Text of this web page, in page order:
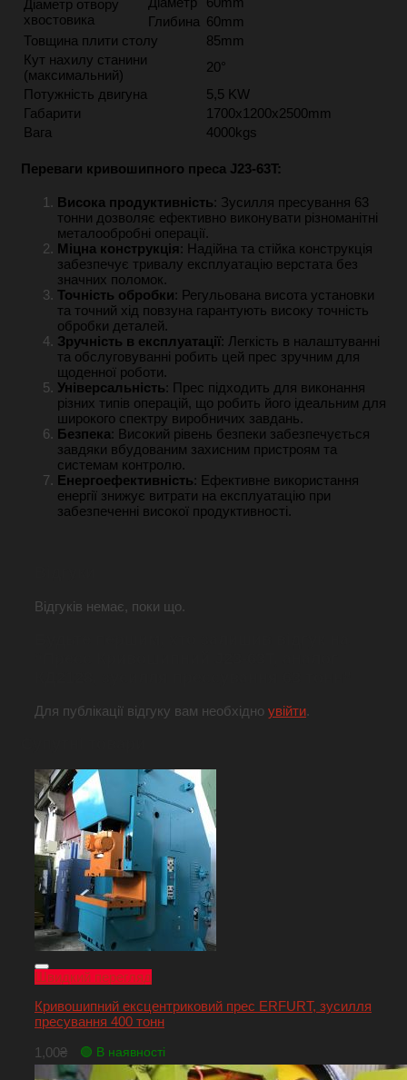
Діаметр отвору
хвостовика
Глибина 60mm
Товщина плити столу
85mm
Кут нахилу станини
(максимальний)
20°
Потужність двигуна
5,5 KW
Габарити
1700x1200x2500mm
Вага
4000kgs
Переваги кривошипного преса J23-63T:
Висока продуктивність: Зусилля пресування 63
тонни дозволяє ефективно виконувати різноманітні
металообробні операції.
Міцна конструкція: Надійна та стійка конструкція
забезпечує тривалу експлуатацію верстата без
значних поломок.
Точність обробки: Регульована висота установки
та точний хід повзуна гарантують високу точність
обробки деталей.
Зручність в експлуатації: Легкість в налаштуванні
та обслуговуванні робить цей прес зручним для
щоденної роботи.
Універсальність: Прес підходить для виконання
різних типів операцій, що робить його ідеальним для
широкого спектру виробничих завдань.
Безпека: Високий рівень безпеки забезпечується
завдяки вбудованим захисним пристроям та
системам контролю.
Енергоефективність: Ефективне використання
енергії знижує витрати на експлуатацію при
забезпеченні високої продуктивності.
Відгуків немає, поки що.
Для публікації відгуку вам необхідно увійти.
Швидкий перегляд
Кривошипний ексцентриковий прес ERFURT, зусилля
пресування 400 тонн
1,00₴ 🟢 В наявності